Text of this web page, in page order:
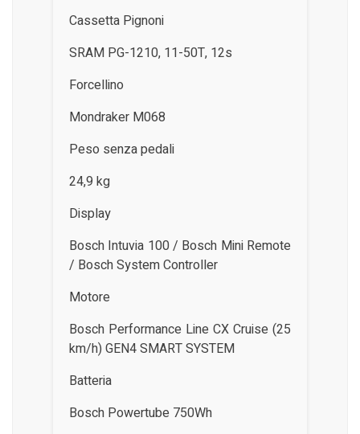
Cassetta Pignoni
SRAM PG-1210, 11-50T, 12s
Forcellino
Mondraker M068
Peso senza pedali
24,9 kg
Display
Bosch Intuvia 100 / Bosch Mini Remote
/ Bosch System Controller
Motore
Bosch Performance Line CX Cruise (25
km/h) GEN4 SMART SYSTEM
Batteria
Bosch Powertube 750Wh